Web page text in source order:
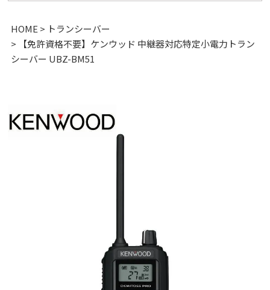
HOME
トランシーバー
【免許資格不要】ケンウッド 中継器対応特定小電力トラン
シーバー UBZ-BM51